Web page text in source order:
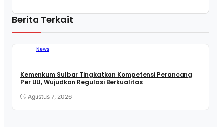
Berita Terkait
News
Kemenkum Sulbar Tingkatkan Kompetensi Perancang
Per UU, Wujudkan Regulasi Berkualitas
Agustus 7, 2026